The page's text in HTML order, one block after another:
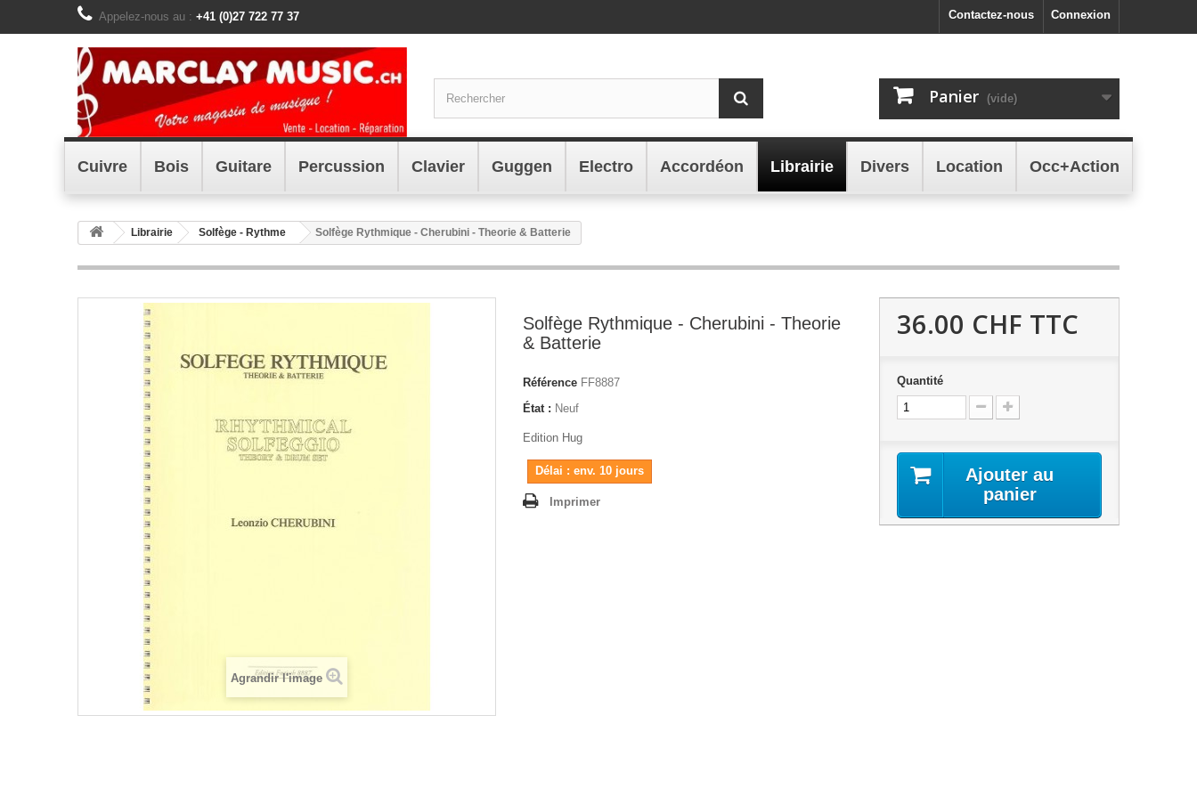
Connexion
Contactez-nous
Appelez-nous au : +41 (0)27 722 77 37
Panier (vide)
Cuivre Bois Guitare Percussion Clavier Guggen Electro Accordéon Librairie Divers Location Occ+Action
Librairie Solfège - Rythme Solfège Rythmique - Cherubini - Theorie & Batterie
Agrandir l'image
Solfège Rythmique - Cherubini - Theorie
& Batterie
Référence FF8887
État : Neuf
Edition Hug
Délai : env. 10 jours
Imprimer
36.00 CHF TTC
Quantité
Ajouter au
panier